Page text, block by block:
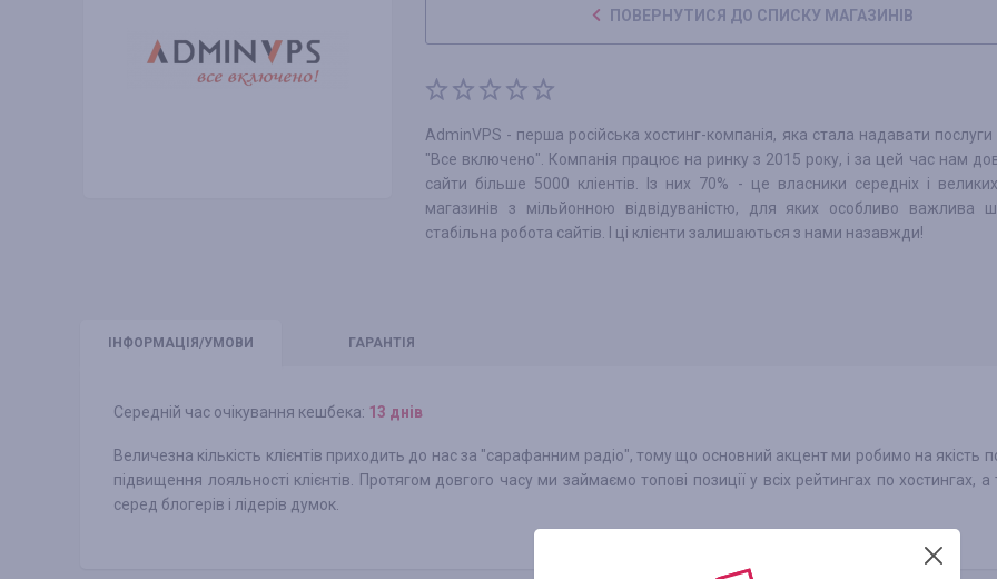
ПОВЕРНУТИСЯ ДО СПИСКУ МАГАЗИНІВ
AdminVPS - перша російська хостинг-компанія, яка стала надавати послуги
"Все включено". Компанія працює на ринку з 2015 року, і за цей час нам
сайти більше 5000 кліентів. Із них 70% - це власники середніх і
магазинів з мільйонною відвідуваністю, для яких особливо важлива
стабільна робота сайтів. І ці клієнти залишаються з нами назавжди!
ІНФО РМАЦІЯ/УМОВИ ГАРАНТІЯ
Середній час очікування кешбека: 13 днів
Величезна кількість клієнтів приходить до нас за "сарафанним радіо", тому що основний акцент ми робимо на якість
підвищення лояльності клієнтів. Протягом довгого часу ми займаємо топові позиції у всіх рейтингах по хостингах, а
серед блогерів і лідерів думок.